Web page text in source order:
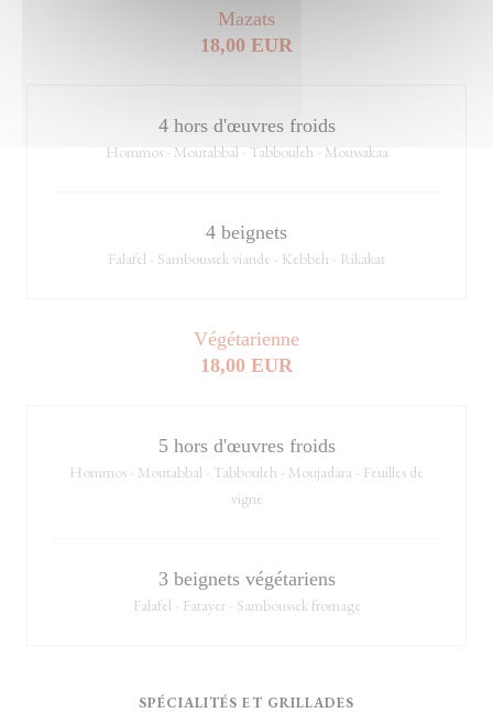
Mazats
18,00 EUR
4 hors d'œuvres froids
Hommos - Moutabbal - Tabbouleh - Moussakaa
4 beignets
Falafel - Samboussek viande - Kebbeh - Rikakat
Végétarienne
18,00 EUR
5 hors d'œuvres froids
Hommos - Moutabbal - Tabbouleh - Moujadara - Feuilles de
vigne
3 beignets végétariens
Falafel - Fatayer - Samboussek fromage
SPÉCIALITÉS ET GRILLADES